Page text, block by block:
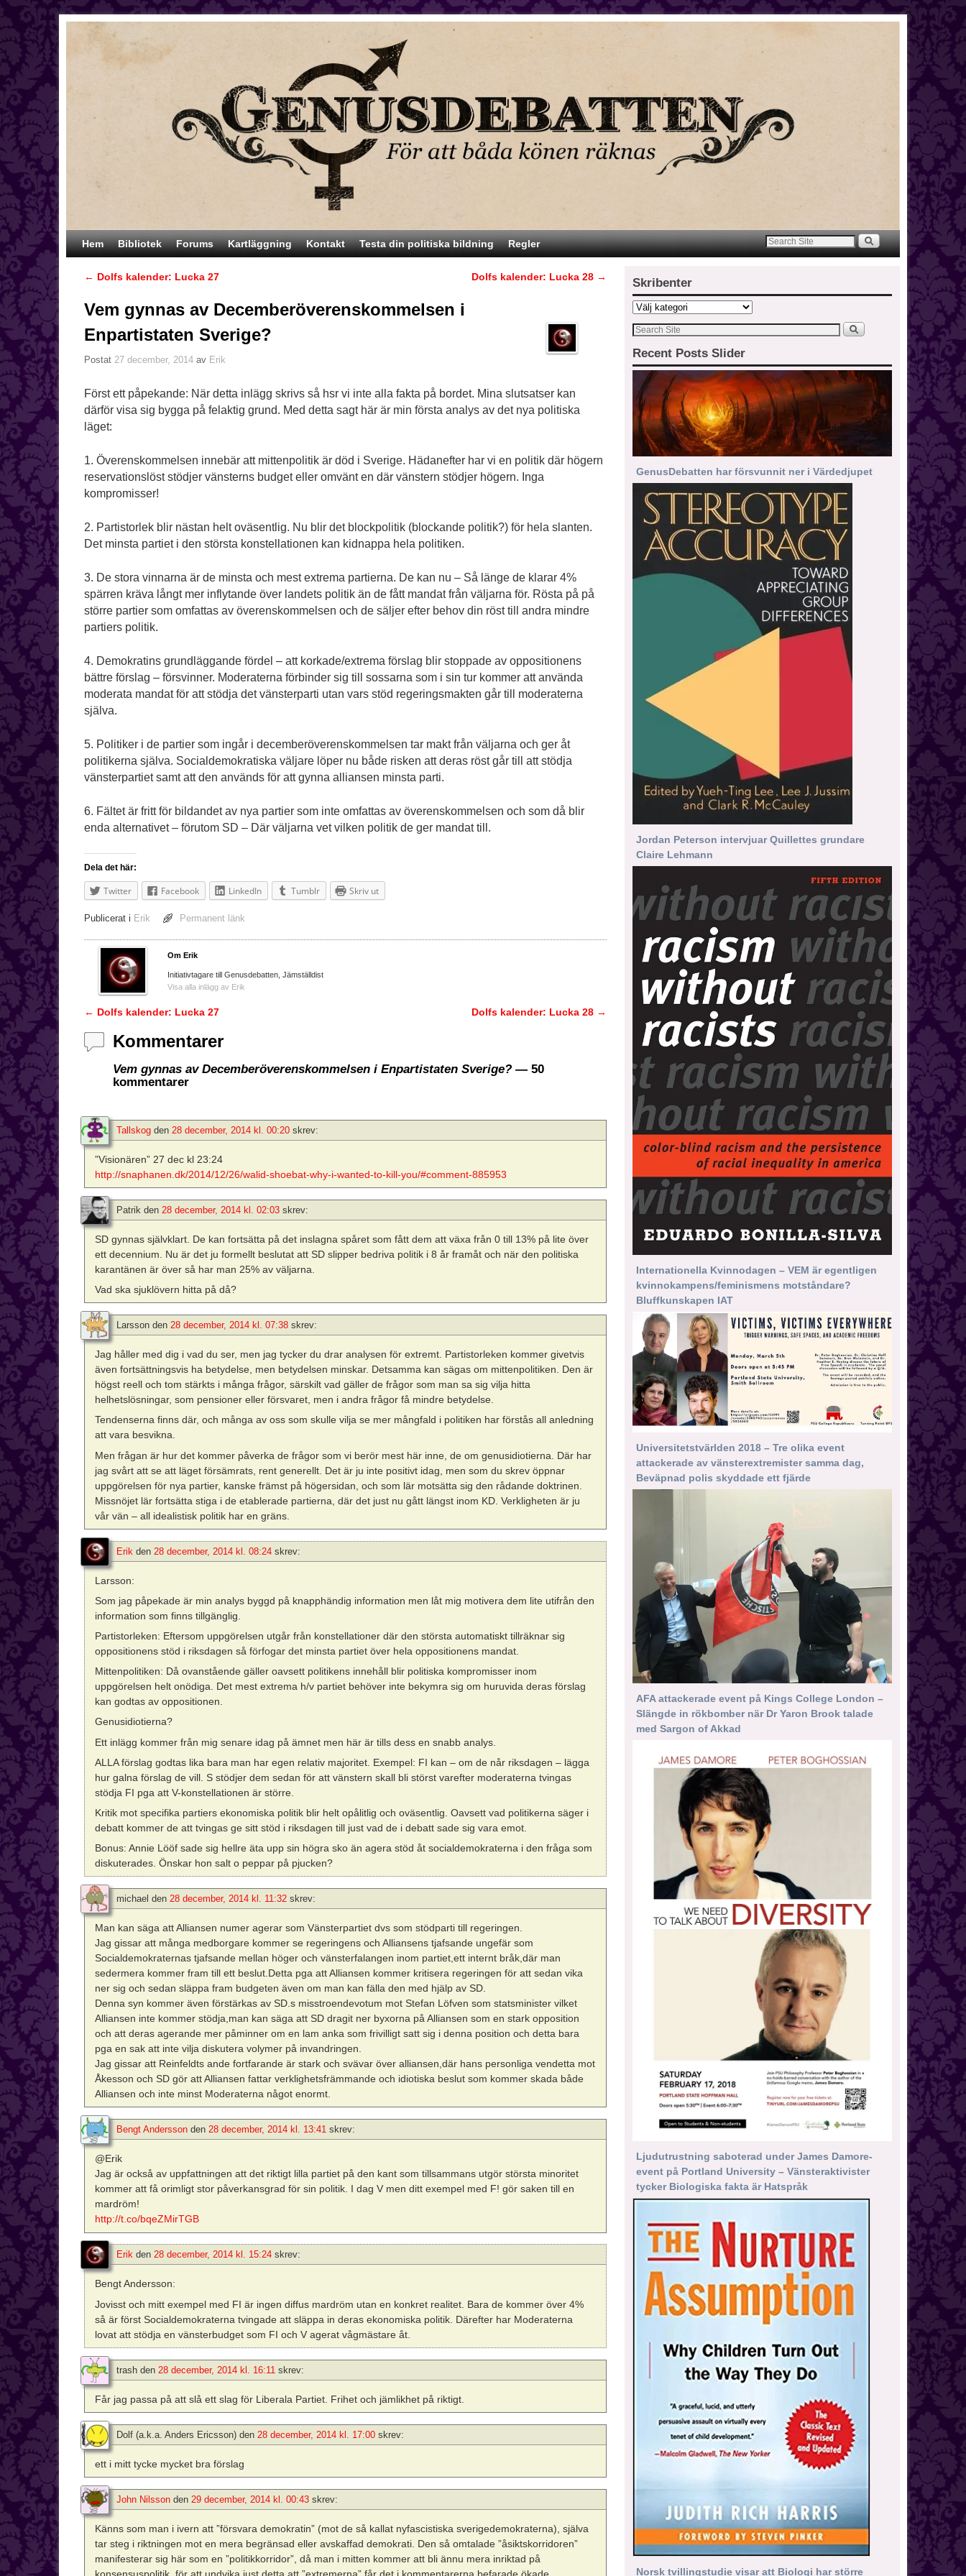
Hoppa till huvudinnehåll
Hoppa till sekundärt innehåll
Hem Bibliotek Forums Kartläggning Kontakt Testa din politiska bildning Regler
Inläggsnavigering
← Dolfs kalender: Lucka 27 Dolfs kalender: Lucka 28 →
Vem gynnas av Decemberöverenskommelsen i
Enpartistaten Sverige?
Postat 27 december, 2014 av Erik
Först ett påpekande: När detta inlägg skrivs så hsr vi inte alla fakta på bordet. Mina slutsatser kan
därför visa sig bygga på felaktig grund. Med detta sagt här är min första analys av det nya politiska
läget:
1. Överenskommelsen innebär att mittenpolitik är död i Sverige. Hädanefter har vi en politik där högern
reservationslöst stödjer vänsterns budget eller omvänt en där vänstern stödjer högern. Inga
kompromisser!
2. Partistorlek blir nästan helt oväsentlig. Nu blir det blockpolitik (blockande politik?) för hela slanten.
Det minsta partiet i den största konstellationen kan kidnappa hela politiken.
3. De stora vinnarna är de minsta och mest extrema partierna. De kan nu – Så länge de klarar 4%
spärren kräva långt mer inflytande över landets politik än de fått mandat från väljarna för. Rösta på på
större partier som omfattas av överenskommelsen och de säljer efter behov din röst till andra mindre
partiers politik.
4. Demokratins grundläggande fördel – att korkade/extrema förslag blir stoppade av oppositionens
bättre förslag – försvinner. Moderaterna förbinder sig till sossarna som i sin tur kommer att använda
moderata mandat för att stödja det vänsterparti utan vars stöd regeringsmakten går till moderaterna
själva.
5. Politiker i de partier som ingår i decemberöverenskommelsen tar makt från väljarna och ger åt
politikerna själva. Socialdemokratiska väljare löper nu både risken att deras röst går till att stödja
vänsterpartiet samt att den används för att gynna alliansen minsta parti.
6. Fältet är fritt för bildandet av nya partier som inte omfattas av överenskommelsen och som då blir
enda alternativet – förutom SD – Där väljarna vet vilken politik de ger mandat till.
Dela det här:
Twitter Facebook LinkedIn Tumblr Skriv ut
Publicerat i Erik Permanent länk
Om Erik
Initiativtagare till Genusdebatten, Jämställdist
Visa alla inlägg av Erik
Inläggsnavigering
← Dolfs kalender: Lucka 27 Dolfs kalender: Lucka 28 →
Kommentarer
Vem gynnas av Decemberöverenskommelsen i Enpartistaten Sverige? — 50
kommentarer
Tallskog den 28 december, 2014 kl. 00:20 skrev:
”Visionären” 27 dec kl 23:24
http://snaphanen.dk/2014/12/26/walid-shoebat-why-i-wanted-to-kill-you/#comment-885953
Patrik den 28 december, 2014 kl. 02:03 skrev:
SD gynnas självklart. De kan fortsätta på det inslagna spåret som fått dem att växa från 0 till 13% på lite över
ett decennium. Nu är det ju formellt beslutat att SD slipper bedriva politik i 8 år framåt och när den politiska
karantänen är över så har man 25% av väljarna.
Vad ska sjuklövern hitta på då?
Larsson den 28 december, 2014 kl. 07:38 skrev:
Jag håller med dig i vad du ser, men jag tycker du drar analysen för extremt. Partistorleken kommer givetvis
även fortsättningsvis ha betydelse, men betydelsen minskar. Detsamma kan sägas om mittenpolitiken. Den är
högst reell och tom stärkts i många frågor, särskilt vad gäller de frågor som man sa sig vilja hitta
helhetslösningar, som pensioner eller försvaret, men i andra frågor få mindre betydelse.
Tendenserna finns där, och många av oss som skulle vilja se mer mångfald i politiken har förstås all anledning
att vara besvikna.
Men frågan är hur det kommer påverka de frågor som vi berör mest här inne, de om genusidiotierna. Där har
jag svårt att se att läget försämrats, rent generellt. Det är ju inte positivt idag, men som du skrev öppnar
uppgörelsen för nya partier, kanske främst på högersidan, och som lär motsätta sig den rådande doktrinen.
Missnöjet lär fortsätta stiga i de etablerade partierna, där det just nu gått längst inom KD. Verkligheten är ju
vår vän – all idealistisk politik har en gräns.
Erik den 28 december, 2014 kl. 08:24 skrev:
Larsson:
Som jag påpekade är min analys byggd på knapphändig information men låt mig motivera dem lite utifrån den
information som finns tillgänglig.
Partistorleken: Eftersom uppgörelsen utgår från konstellationer där den största automatiskt tillräknar sig
oppositionens stöd i riksdagen så förfogar det minsta partiet över hela oppositionens mandat.
Mittenpolitiken: Då ovanstående gäller oavsett politikens innehåll blir politiska kompromisser inom
uppgörelsen helt onödiga. Det mest extrema h/v partiet behöver inte bekymra sig om huruvida deras förslag
kan godtas av oppositionen.
Genusidiotierna?
Ett inlägg kommer från mig senare idag på ämnet men här är tills dess en snabb analys.
ALLA förslag godtas lika bara man har egen relativ majoritet. Exempel: FI kan – om de når riksdagen – lägga
hur galna förslag de vill. S stödjer dem sedan för att vänstern skall bli störst varefter moderaterna tvingas
stödja FI pga att V-konstellationen är större.
Kritik mot specifika partiers ekonomiska politik blir helt opålitlig och oväsentlig. Oavsett vad politikerna säger i
debatt kommer de att tvingas ge sitt stöd i riksdagen till just vad de i debatt sade sig vara emot.
Bonus: Annie Lööf sade sig hellre äta upp sin högra sko än agera stöd åt socialdemokraterna i den fråga som
diskuterades. Önskar hon salt o peppar på pjucken?
michael den 28 december, 2014 kl. 11:32 skrev:
Man kan säga att Alliansen numer agerar som Vänsterpartiet dvs som stödparti till regeringen.
Jag gissar att många medborgare kommer se regeringens och Alliansens tjafsande ungefär som
Socialdemokraternas tjafsande mellan höger och vänsterfalangen inom partiet,ett internt bråk,där man
sedermera kommer fram till ett beslut.Detta pga att Alliansen kommer kritisera regeringen för att sedan vika
ner sig och sedan släppa fram budgeten även om man kan fälla den med hjälp av SD.
Denna syn kommer även förstärkas av SD.s misstroendevotum mot Stefan Löfven som statsminister vilket
Alliansen inte kommer stödja,man kan säga att SD dragit ner byxorna på Alliansen som en stark opposition
och att deras agerande mer påminner om en lam anka som frivilligt satt sig i denna position och detta bara
pga en sak att inte vilja diskutera volymer på invandringen.
Jag gissar att Reinfeldts ande fortfarande är stark och svävar över alliansen,där hans personliga vendetta mot
Åkesson och SD gör att Alliansen fattar verklighetsfrämmande och idiotiska beslut som kommer skada både
Alliansen och inte minst Moderaterna något enormt.
Bengt Andersson den 28 december, 2014 kl. 13:41 skrev:
@Erik
Jag är också av uppfattningen att det riktigt lilla partiet på den kant som tillsammans utgör största minoritet
kommer att få orimligt stor påverkansgrad för sin politik. I dag V men ditt exempel med F! gör saken till en
mardröm!
http://t.co/bqeZMirTGB
Erik den 28 december, 2014 kl. 15:24 skrev:
Bengt Andersson:
Jovisst och mitt exempel med FI är ingen diffus mardröm utan en konkret realitet. Bara de kommer över 4%
så är först Socialdemokraterna tvingade att släppa in deras ekonomiska politik. Därefter har Moderaterna
lovat att stödja en vänsterbudget som FI och V agerat vågmästare åt.
trash den 28 december, 2014 kl. 16:11 skrev:
Får jag passa på att slå ett slag för Liberala Partiet. Frihet och jämlikhet på riktigt.
Dolf (a.k.a. Anders Ericsson) den 28 december, 2014 kl. 17:00 skrev:
ett i mitt tycke mycket bra förslag
John Nilsson den 29 december, 2014 kl. 00:43 skrev:
Känns som man i ivern att ”försvara demokratin” (mot de så kallat nyfascistiska sverigedemokraterna), själva
tar steg i riktningen mot en mera begränsad eller avskaffad demokrati. Den så omtalade ”åsiktskorridoren”
manifesterar sig här som en ”politikkorridor”, då man i mitten kommer att bli ännu mera inriktad på
Skribenter
Recent Posts Slider
GenusDebatten har försvunnit ner i Värdedjupet
Jordan Peterson intervjuar Quillettes grundare
Claire Lehmann
Internationella Kvinnodagen – VEM är egentligen
kvinnokampens/feminismens motståndare?
Bluffkunskapen IAT
Universitetstvärlden 2018 – Tre olika event
attackerade av vänsterextremister samma dag,
Beväpnad polis skyddade ett fjärde
AFA attackerade event på Kings College London –
Slängde in rökbomber när Dr Yaron Brook talade
med Sargon of Akkad
Ljudutrustning saboterad under James Damore-
event på Portland University – Vänsteraktivister
tycker Biologiska fakta är Hatspråk
Norsk tvillingstudie visar att Biologi har större